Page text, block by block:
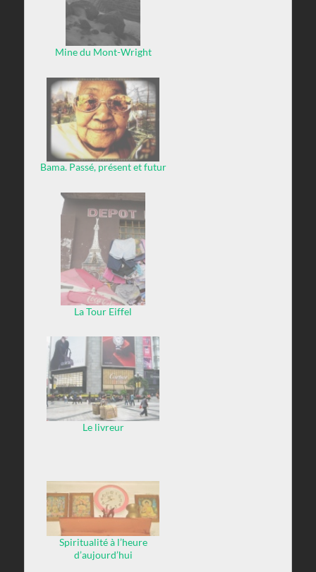
Mine du Mont-Wright
Bama. Passé, présent et futur
La Tour Eiffel
Le livreur
Spiritualité à l’heure
d’aujourd’hui